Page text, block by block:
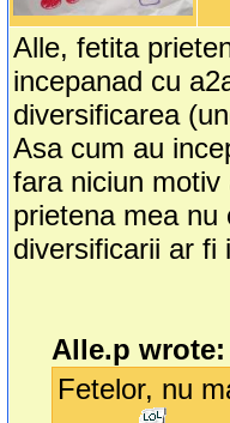
Alle, fetita
incepanad cu
diversificarea
Asa cum au
fara niciun
prietena mea nu
diversificarii ar fi
Alle.p wrote:
Fetelor, nu